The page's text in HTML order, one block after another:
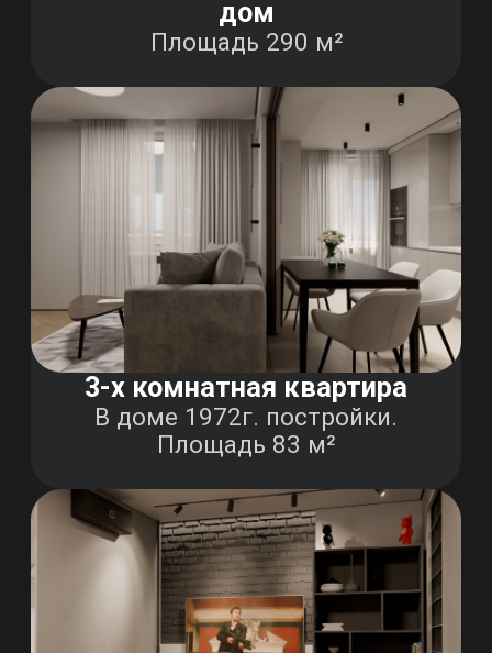
Однокомнатная квартира
Однокомнатная в ЖК "ПИК"
Площадь 36 м²
3-х комнатная квартира
Квартира в историческом
центре в доме 1917г
постройки. Площадь 58м²